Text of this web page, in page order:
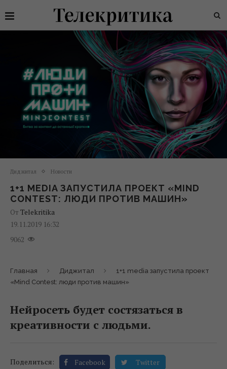
Диджитал Новости
1+1 MEDIA ЗАПУСТИЛА ПРОЕКТ «MIND
CONTEST: ЛЮДИ ПРОТИВ МАШИН»
От Telekritika
19.11.2019 16:32
9062
Главная Диджитал
1+1 media запустила проект
«Mind Contest: люди против машин»
Нейросеть будет состязаться в
креативности с людьми.
Поделиться: Facebook Twitter